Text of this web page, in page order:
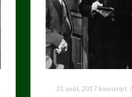
31 août, 2017 kinoscript